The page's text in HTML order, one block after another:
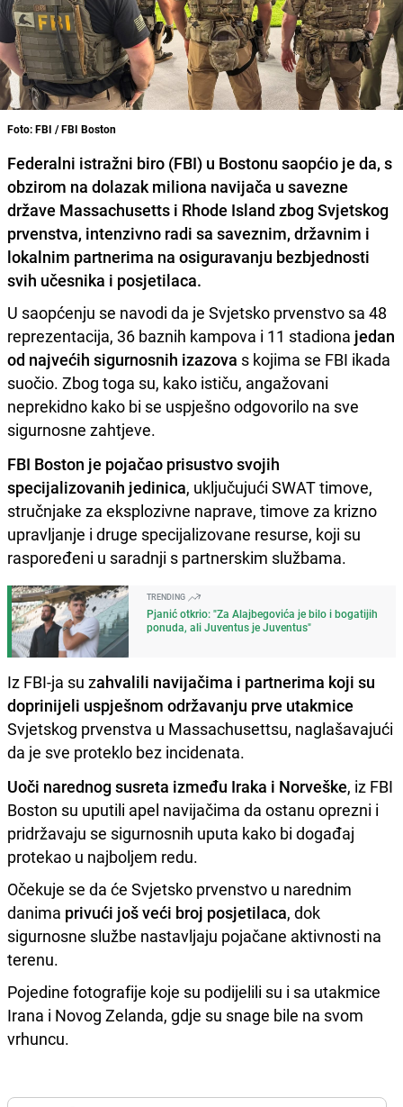
Foto: FBI / FBI Boston
Federalni istražni biro (FBI) u Bostonu saopćio je da, s
obzirom na dolazak miliona navijača u savezne
države Massachusetts i Rhode Island zbog Svjetskog
prvenstva, intenzivno radi sa saveznim, državnim i
lokalnim partnerima na osiguravanju bezbjednosti
svih učesnika i posjetilaca.
U saopćenju se navodi da je Svjetsko prvenstvo sa 48
reprezentacija, 36 baznih kampova i 11 stadiona jedan
od najvećih sigurnosnih izazova s kojima se FBI ikada
suočio. Zbog toga su, kako ističu, angažovani
neprekidno kako bi se uspješno odgovorilo na sve
sigurnosne zahtjeve.
FBI Boston je pojačao prisustvo svojih
specijalizovanih jedinica, uključujući SWAT timove,
stručnjake za eksplozivne naprave, timove za krizno
upravljanje i druge specijalizovane resurse, koji su
raspoređeni u saradnji s partnerskim službama.
TRENDING
Pjanić otkrio: "Za Alajbegovića je bilo i bogatijih
ponuda, ali Juventus je Juventus"
Iz FBI-ja su zahvalili navijačima i partnerima koji su
doprinijeli uspješnom održavanju prve utakmice
Svjetskog prvenstva u Massachusettsu, naglašavajući
da je sve proteklo bez incidenata.
Uoči narednog susreta između Iraka i Norveške, iz FBI
Boston su uputili apel navijačima da ostanu oprezni i
pridržavaju se sigurnosnih uputa kako bi događaj
protekao u najboljem redu.
Očekuje se da će Svjetsko prvenstvo u narednim
danima privući još veći broj posjetilaca, dok
sigurnosne službe nastavljaju pojačane aktivnosti na
terenu.
Pojedine fotografije koje su podijelili su i sa utakmice
Irana i Novog Zelanda, gdje su snage bile na svom
vrhuncu.